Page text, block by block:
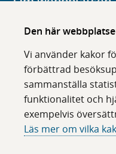
Den här
Vi använder kakor
förbättrad
sammanställa
funktionalitet och
exempelvis
Läs mer om vilka
Om karolinska.se
Tillgänglighet
Om cookies
Följ oss i sociala